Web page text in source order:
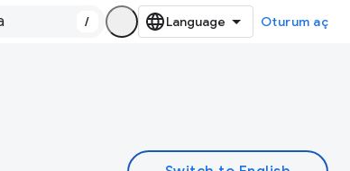
/ Oturum aç